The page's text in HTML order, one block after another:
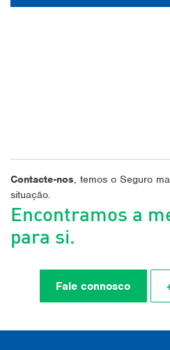
Contacte-nos, temos o Seguro
situação.
Encontramos a
para si.
Fale connosco